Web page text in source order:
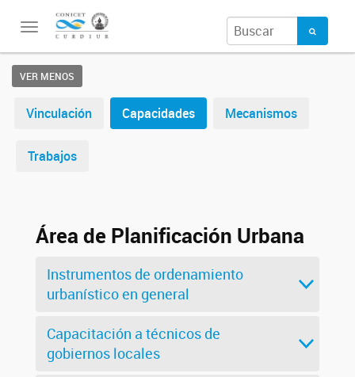
Toggle
VER MENOS
Vinculación Capacidades Mecanismos
Trabajos
Área de Planificación Urbana
Instrumentos de ordenamiento
urbanístico en general
Capacitación a técnicos de
gobiernos locales